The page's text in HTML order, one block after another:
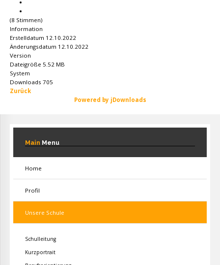
(8 Stimmen)
Information
Erstelldatum 12.10.2022
Änderungsdatum 12.10.2022
Version
Dateigröße 5.52 MB
System
Downloads 705
Zurück
Powered by jDownloads
Main Menu
Home
Profil
Unsere Schule
Schulleitung
Kurzportrait